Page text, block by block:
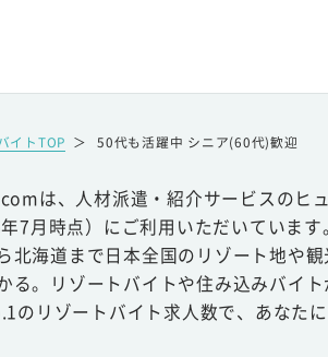
イトTOP ＞ 50代も活躍中 シニア(60代)歓迎
は、人材派遣・紹介サービスのヒ
年7月時点）にご利用いただいています。
北海道まで日本全国のリゾート地や
る。リゾートバイトや住み込みバイ
のリゾートバイト求人数で、あなた